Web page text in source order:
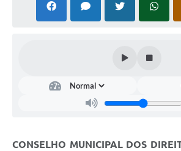
CONSELHO MUNICIPAL DOS